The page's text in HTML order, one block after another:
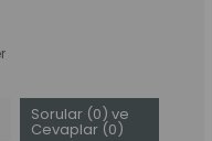
Sorular (0) ve
Cevaplar (0)